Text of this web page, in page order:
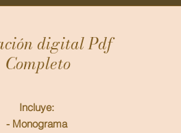
digital Pdf
Completo
Incluye:
- Monograma